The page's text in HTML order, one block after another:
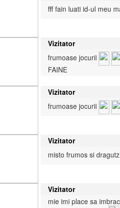
fff fain luati id-ul meu
Vizitator
frumoase jocurii
FAINE
Vizitator
frumoase jocurii
Vizitator
misto frumos si
Vizitator
mie imi place sa